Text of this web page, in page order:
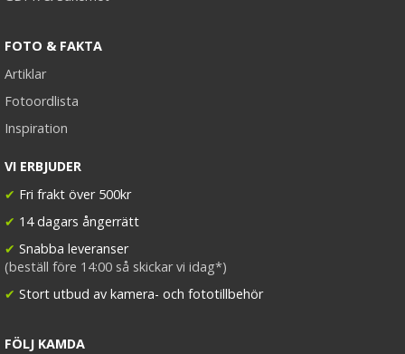
FOTO & FAKTA
Artiklar
Fotoordlista
Inspiration
VI ERBJUDER
✔ Fri frakt över 500kr
✔ 14 dagars ångerrätt
✔ Snabba leveranser
(beställ före 14:00 så skickar vi idag*)
✔ Stort utbud av kamera- och fototillbehör
FÖLJ KAMDA